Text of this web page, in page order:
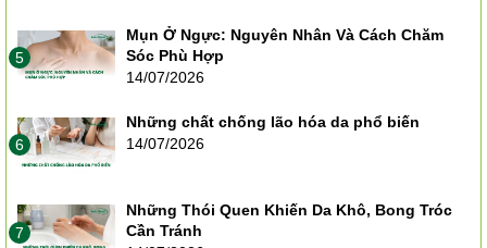
5
Mụn Ở Ngực: Nguyên Nhân Và Cách Chăm
Sóc Phù Hợp
14/07/2026
6
Những chất chống lão hóa da phổ biến
14/07/2026
7
Những Thói Quen Khiến Da Khô, Bong Tróc
Cần Tránh